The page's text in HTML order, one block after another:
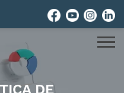
DE